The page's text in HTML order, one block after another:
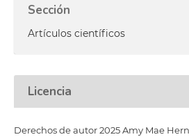
Sección
Artículos científicos
Licencia
Derechos de autor 2025 Amy Mae